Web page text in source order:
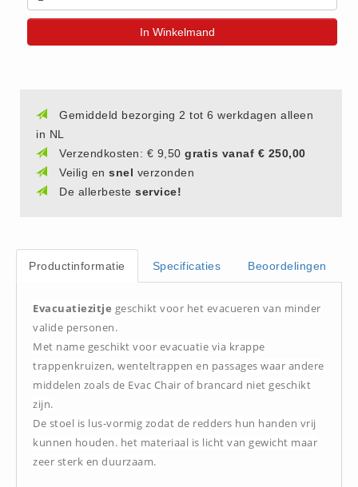
AED
AED apparaten (11)
AED batterijen (12)
AED binnen - buiten kasten (11)
Beademings materialen (6)
BHV Kasten
BHV kasten (5)
BHV Kleding
Hesjes (9)
BHV middelen
BHV kasten (0)
Evacuatie - Zaklampen (0)
In Winkelmand
Gemiddeld bezorging 2 tot 6 werkdagen alleen
in NL
Verzendkosten: € 9,50 gratis vanaf € 250,00
Veilig en snel verzonden
De allerbeste service!
Productinformatie Specificaties Beoordelingen
Evacuatiezitje geschikt voor het evacueren van minder
valide personen.
Met name geschikt voor evacuatie via krappe
trappenkruizen, wenteltrappen en passages waar andere
middelen zoals de Evac Chair of brancard niet geschikt
zijn.
De stoel is lus-vormig zodat de redders hun handen vrij
kunnen houden. het materiaal is licht van gewicht maar
zeer sterk en duurzaam.